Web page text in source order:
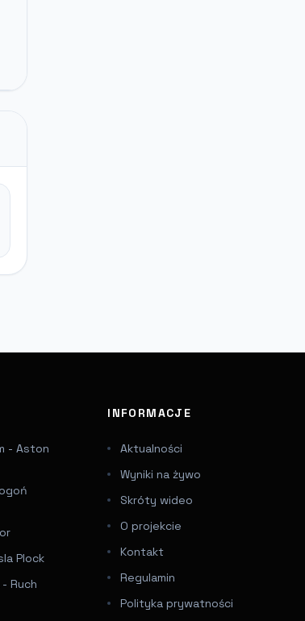
- Aston
Plock
Ruch
INFORMACJE
Aktualności
Wyniki na żywo
Skróty wideo
O projekcie
Kontakt
Regulamin
Polityka prywatności